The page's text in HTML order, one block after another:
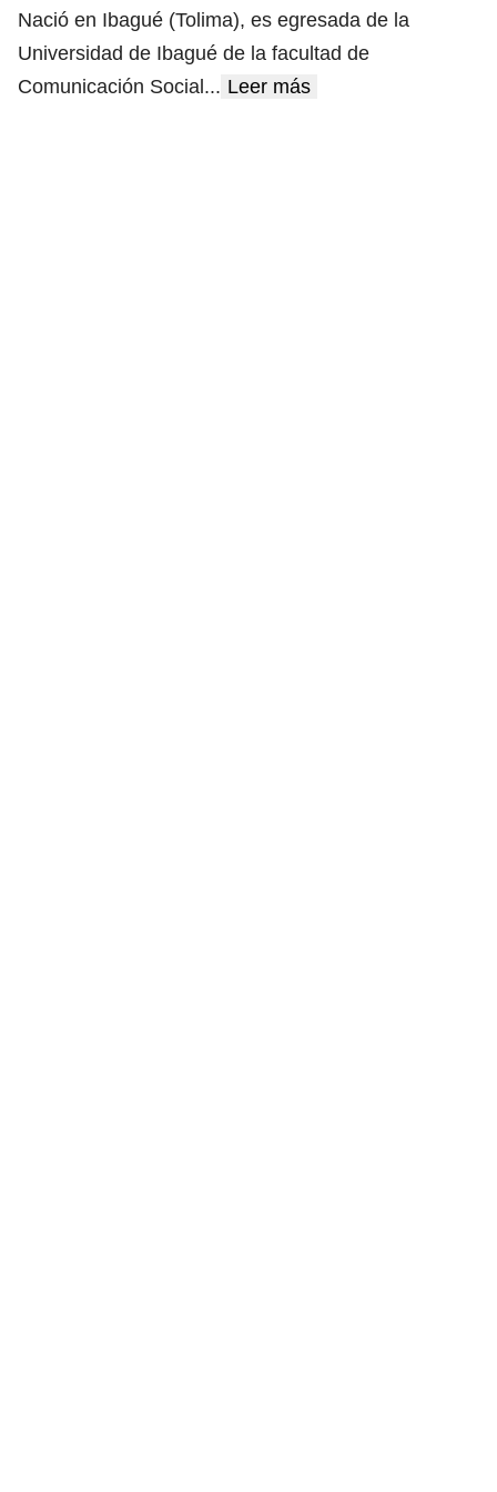
Nació en Ibagué (Tolima), es egresada de la
Universidad de Ibagué de la facultad de
Comunicación Social ... Leer más